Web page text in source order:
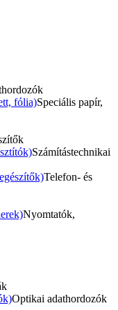
fólia)Speciális papír,
Számítástechnikai
Telefon- és
Nyomtatók,
Optikai adathordozók